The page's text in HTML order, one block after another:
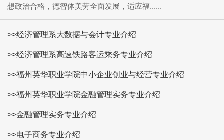
想政治合格，德智体美劳全面发展，适应福......
>>经济管理系大数据与会计专业介绍
>>经济管理系高速铁路客运乘务专业介绍
>>福州英华职业学院中小企业创业与经营专业介绍
>>福州英华职业学院金融管理实务专业介绍
>>金融管理实务专业介绍
>>电子商务专业介绍